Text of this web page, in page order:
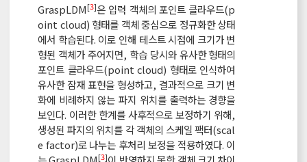
GraspLDM[3]은 입력 객체의 포인트 클라우드(p
oint cloud) 형태를 객체 중심으로 정규화한 상태
에서 학습된다. 이로 인해 테스트 시점에 크기가 변
형된 객체가 주어지면, 학습 당시와 유사한 형태의
포인트 클라우드(point cloud) 형태로 인식하여
유사한 잠재 표현을 형성하고, 결과적으로 크기 변
화에 비례하지 않는 파지 위치를 출력하는 경향을
보인다. 이러한 한계를 사후적으로 보정하기 위해,
생성된 파지의 위치를 각 객체의 스케일 팩터(scal
e factor)로 나누는 후처리 보정을 적용하였다. 이
[3]